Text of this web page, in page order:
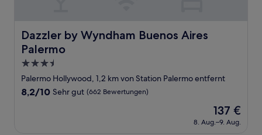
Dazzler by Wyndham Buenos Aires
Palermo
Dazzler by Wyndham Buenos Aires Palermo
3.5-
Sterne-
Unterkunft
Palermo Hollywood, 1,2 km von Station Palermo entfernt
8.2
8,2/10 Sehr gut (662 Bewertungen)
Der
Preis
beträgt
137 €
8. Aug.–9. Aug.